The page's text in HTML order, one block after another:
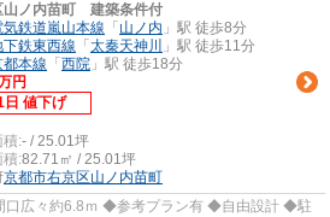
山ノ内苗町 建築条件付
気鉄道嵐山本線 「 山ノ内 」駅 徒歩8分
鉄東西線 「 太秦天神川
」駅 徒歩11分
都本線 「 西院 」駅 徒歩18分
円
日 値下げ
:- / 25.01坪
積:82.71㎡ / 25.01坪
京都市右京区山ノ内苗町
広々約6.8ｍ ◆参考プラン有 ◆自由設計 ◆駐